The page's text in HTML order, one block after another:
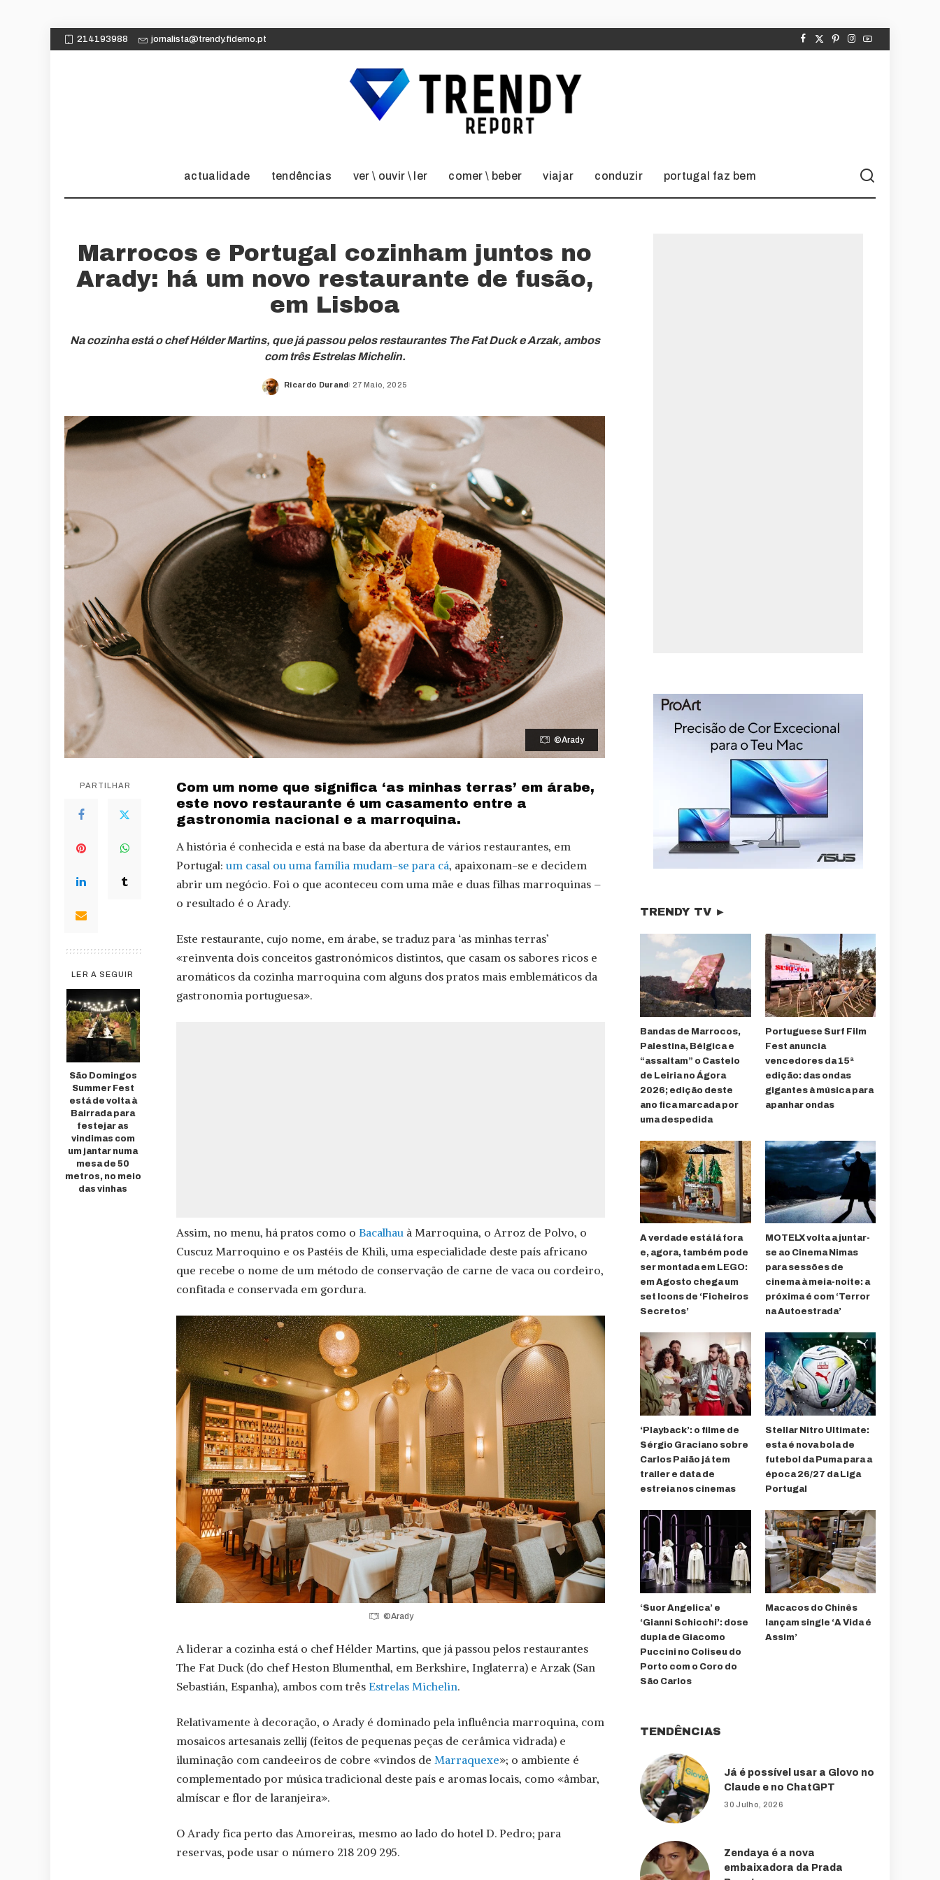
214193988 jornalista@trendy.fidemo.pt
actualidade tendências ver \ ouvir \ ler comer \ beber viajar conduzir portugal faz bem
Marrocos e Portugal cozinham juntos no
Arady: há um novo restaurante de fusão,
em Lisboa
Na cozinha está o chef Hélder Martins, que já passou pelos restaurantes The Fat Duck e Arzak, ambos
com três Estrelas Michelin.
Posted
Ricardo Durand 27 Maio, 2025
©Arady
PARTILHAR
LER A SEGUIR
São Domingos
Summer Fest
está de volta à
Bairrada para
festejar as
vindimas com
um jantar numa
mesa de 50
metros, no meio
das vinhas
Com um nome que significa ‘as minhas terras’ em árabe,
este novo restaurante é um casamento entre a
gastronomia nacional e a marroquina.
A história é conhecida e está na base da abertura de vários restaurantes, em
Portugal: um casal ou uma família mudam-se para cá, apaixonam-se e decidem
abrir um negócio. Foi o que aconteceu com uma mãe e duas filhas marroquinas –
o resultado é o Arady.
Este restaurante, cujo nome, em árabe, se traduz para ‘as minhas terras’
«reinventa dois conceitos gastronómicos distintos, que casam os sabores ricos e
aromáticos da cozinha marroquina com alguns dos pratos mais emblemáticos da
gastronomia portuguesa».
Assim, no menu, há pratos como o Bacalhau à Marroquina, o Arroz de Polvo, o
Cuscuz Marroquino e os Pastéis de Khili, uma especialidade deste país africano
que recebe o nome de um método de conservação de carne de vaca ou cordeiro,
confitada e conservada em gordura.
©Arady
A liderar a cozinha está o chef Hélder Martins, que já passou pelos restaurantes
The Fat Duck (do chef Heston Blumenthal, em Berkshire, Inglaterra) e Arzak (San
Sebastián, Espanha), ambos com três Estrelas Michelin.
Relativamente à decoração, o Arady é dominado pela influência marroquina, com
mosaicos artesanais zellij (feitos de pequenas peças de cerâmica vidrada) e
iluminação com candeeiros de cobre «vindos de Marraquexe»; o ambiente é
complementado por música tradicional deste país e aromas locais, como «âmbar,
almíscar e flor de laranjeira».
O Arady fica perto das Amoreiras, mesmo ao lado do hotel D. Pedro; para
reservas, pode usar o número 218 209 295.
TRENDY TV ►
Bandas de Marrocos,
Palestina, Bélgica e
“assaltam” o Castelo
de Leiria no Ágora
2026; edição deste
ano fica marcada por
uma despedida
Portuguese Surf Film
Fest anuncia
vencedores da 15ª
edição: das ondas
gigantes à música para
apanhar ondas
A verdade está lá fora
e, agora, também pode
ser montada em LEGO:
em Agosto chega um
set Icons de ‘Ficheiros
Secretos’
MOTELX volta a juntar-
se ao Cinema Nimas
para sessões de
cinema à meia-noite: a
próxima é com ‘Terror
na Autoestrada’
‘Playback’: o filme de
Sérgio Graciano sobre
Carlos Paião já tem
trailer e data de
estreia nos cinemas
Stellar Nitro Ultimate:
esta é nova bola de
futebol da Puma para a
época 26/27 da Liga
Portugal
‘Suor Angelica’ e
‘Gianni Schicchi’: dose
dupla de Giacomo
Puccini no Coliseu do
Porto com o Coro do
São Carlos
Macacos do Chinês
lançam single ‘A Vida é
Assim’
TENDÊNCIAS
Já é possível usar a Glovo no
Claude e no ChatGPT
30 Julho, 2026
Zendaya é a nova
embaixadora da Prada